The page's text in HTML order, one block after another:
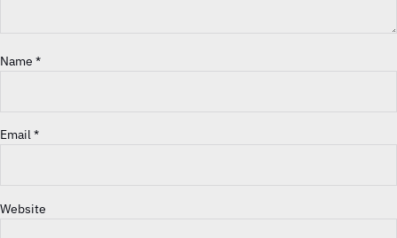
Name *
Email*
Website